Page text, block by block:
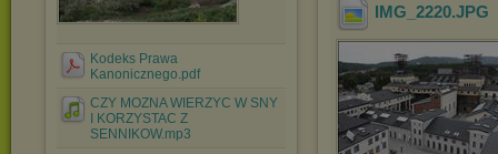
Kodeks Prawa
Kanonicznego.pdf
CZY MOZNA WIERZYC W SNY
I KORZYSTAC Z
SENNIKOW.mp3
IMG_2220.JPG